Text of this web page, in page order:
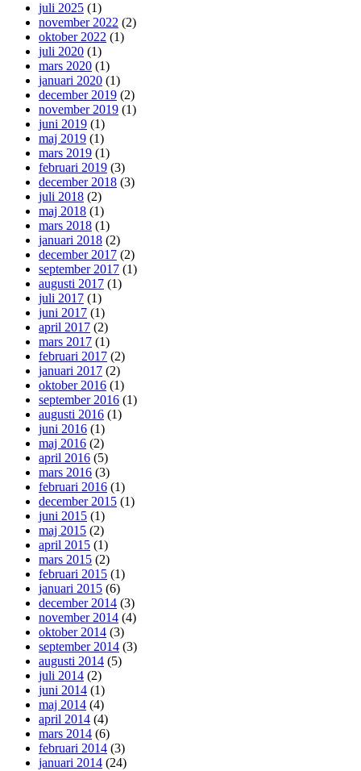
juli 2025 (1)
november 2022 (2)
oktober 2022 (1)
juli 2020 (1)
mars 2020 (1)
januari 2020 (1)
december 2019 (2)
november 2019 (1)
juni 2019 (1)
maj 2019 (1)
mars 2019 (1)
februari 2019 (3)
december 2018 (3)
juli 2018 (2)
maj 2018 (1)
mars 2018 (1)
januari 2018 (2)
december 2017 (2)
september 2017 (1)
augusti 2017 (1)
juli 2017 (1)
juni 2017 (1)
april 2017 (2)
mars 2017 (1)
februari 2017 (2)
januari 2017 (2)
oktober 2016 (1)
september 2016 (1)
augusti 2016 (1)
juni 2016 (1)
maj 2016 (2)
april 2016 (5)
mars 2016 (3)
februari 2016 (1)
december 2015 (1)
juni 2015 (1)
maj 2015 (2)
april 2015 (1)
mars 2015 (2)
februari 2015 (1)
januari 2015 (6)
december 2014 (3)
november 2014 (4)
oktober 2014 (3)
september 2014 (3)
augusti 2014 (5)
juli 2014 (2)
juni 2014 (1)
maj 2014 (4)
april 2014 (4)
mars 2014 (6)
februari 2014 (3)
januari 2014 (24)